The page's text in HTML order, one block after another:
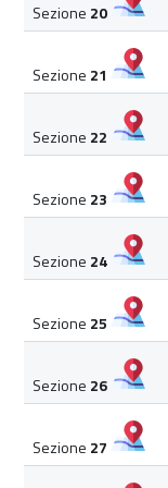
Sezione 20
Sezione 21
Sezione 22
Sezione 23
Sezione 24
Sezione 25
Sezione 26
Sezione 27